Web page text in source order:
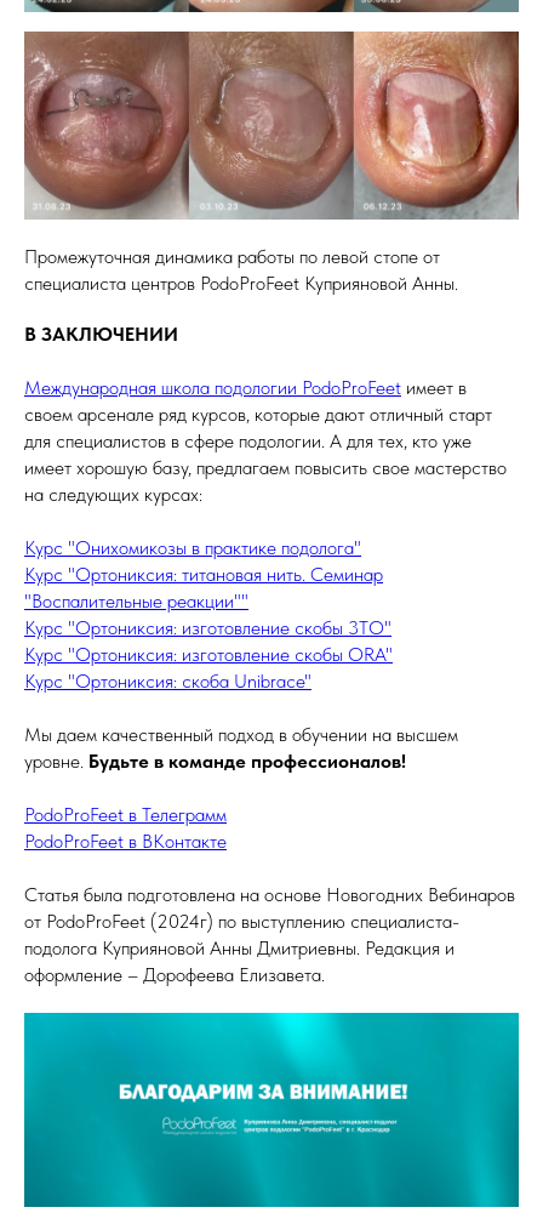
Промежуточная динамика работы по левой стопе от
специалиста центров PodoProFeet Куприяновой Анны.
В ЗАКЛЮЧЕНИИ
Международная школа подологии PodoProFeet имеет в
своем арсенале ряд курсов, которые дают отличный старт
для специалистов в сфере подологии. А для тех, кто уже
имеет хорошую базу, предлагаем повысить свое мастерство
на следующих курсах:
Курс "Онихомикозы в практике подолога"
Курс "Ортониксия: титановая нить. Семинар
"Воспалительные реакции""
Курс "Ортониксия: изготовление скобы 3ТО"
Курс "Ортониксия: изготовление скобы ORA"
Курс "Ортониксия: скоба Unibrace"
Мы даем качественный подход в обучении на высшем
уровне. Будьте в команде профессионалов!
PodoProFeet в Телеграмм
PodoProFeet в ВКонтакте
Статья была подготовлена на основе Новогодних Вебинаров
от PodoProFeet (2024г) по выступлению специалиста-
подолога Куприяновой Анны Дмитриевны. Редакция и
оформление – Дорофеева Елизавета.